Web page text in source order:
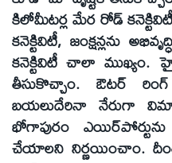
కిలోమీటర్ల మేర రోడ్‌
కనెక్టివిటీ, జంక్షన్లను
కనెక్టివిటీ చాలా ముఖ్యం.
తీసుకొచ్చాం. ఔటర్‌
బయలుదేరినా నేరుగా
భోగాపురం
చేయాలని నిర్ణయించాం.